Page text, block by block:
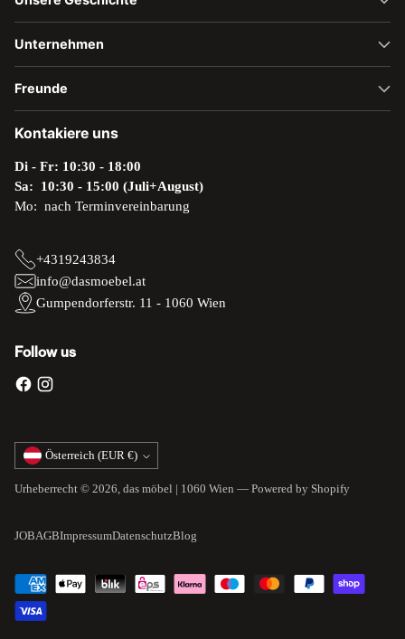
Unternehmen
Freunde
Kontakiere uns
Di - Fr: 10:30 - 18:00
Sa: 10:30 - 15:00 (Juli+August)
Mo: nach Terminvereinbarung
+4319243834
info@dasmoebel.at
Gumpendorferstr. 11 - 1060 Wien
Follow us
Währung Österreich (EUR €)
Urheberrecht © 2026, das möbel | 1060 Wien — Powered by Shopify
JOBAGBImpressumDatenschutzBlog